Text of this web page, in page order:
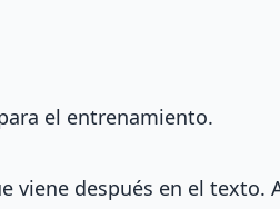
el entrenamiento.
viene después en el texto.